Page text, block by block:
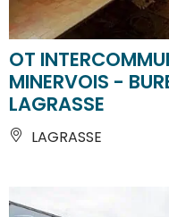
OT
MINERVOIS -
LAGRASSE
LAGRASSE